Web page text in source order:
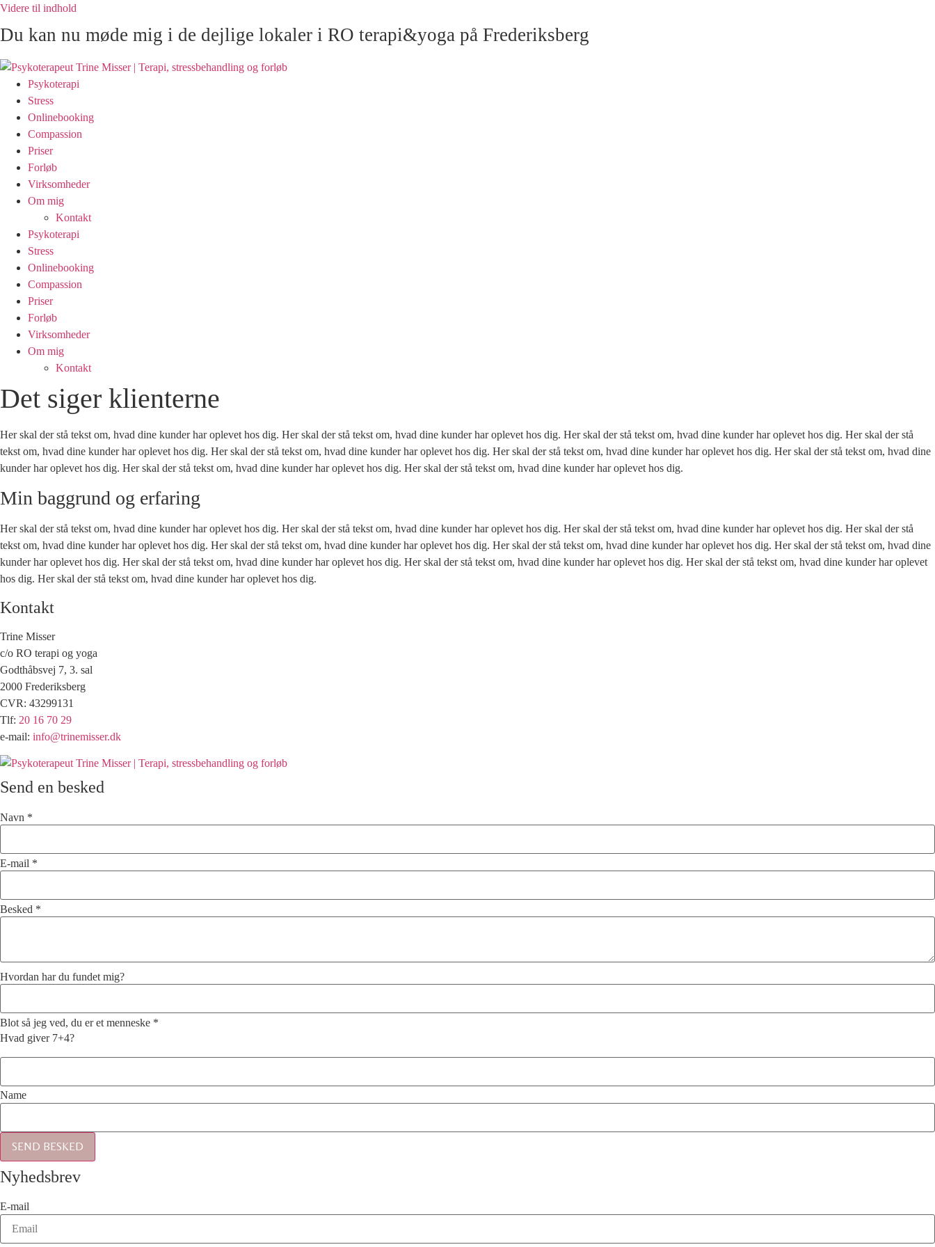
Videre til indhold
Du kan nu møde mig i de dejlige lokaler i RO terapi&yoga på Frederiksberg
Psykoterapi
Stress
Onlinebooking
Compassion
Priser
Forløb
Virksomheder
Om mig
Kontakt
Psykoterapi
Stress
Onlinebooking
Compassion
Priser
Forløb
Virksomheder
Om mig
Kontakt
Det siger klienterne
Her skal der stå tekst om, hvad dine kunder har oplevet hos dig. Her skal der stå tekst om, hvad dine kunder har oplevet hos dig. Her skal der stå tekst om, hvad dine kunder har oplevet hos dig. Her skal der stå
tekst om, hvad dine kunder har oplevet hos dig. Her skal der stå tekst om, hvad dine kunder har oplevet hos dig. Her skal der stå tekst om, hvad dine kunder har oplevet hos dig. Her skal der stå tekst om, hvad dine
kunder har oplevet hos dig. Her skal der stå tekst om, hvad dine kunder har oplevet hos dig. Her skal der stå tekst om, hvad dine kunder har oplevet hos dig.
Min baggrund og erfaring
Her skal der stå tekst om, hvad dine kunder har oplevet hos dig. Her skal der stå tekst om, hvad dine kunder har oplevet hos dig. Her skal der stå tekst om, hvad dine kunder har oplevet hos dig. Her skal der stå
tekst om, hvad dine kunder har oplevet hos dig. Her skal der stå tekst om, hvad dine kunder har oplevet hos dig. Her skal der stå tekst om, hvad dine kunder har oplevet hos dig. Her skal der stå tekst om, hvad dine
kunder har oplevet hos dig. Her skal der stå tekst om, hvad dine kunder har oplevet hos dig. Her skal der stå tekst om, hvad dine kunder har oplevet hos dig. Her skal der stå tekst om, hvad dine kunder har oplevet
hos dig. Her skal der stå tekst om, hvad dine kunder har oplevet hos dig.
Kontakt
Trine Misser
c/o RO terapi og yoga
Godthåbsvej 7, 3. sal
2000 Frederiksberg
CVR: 43299131
Tlf: 20 16 70 29
e-mail: info@trinemisser.dk
Send en besked
Navn *
E-mail *
Besked *
Hvordan har du fundet mig?
Blot så jeg ved, du er et menneske *
Hvad giver 7+4?
Name
SEND BESKED
Nyhedsbrev
E-mail